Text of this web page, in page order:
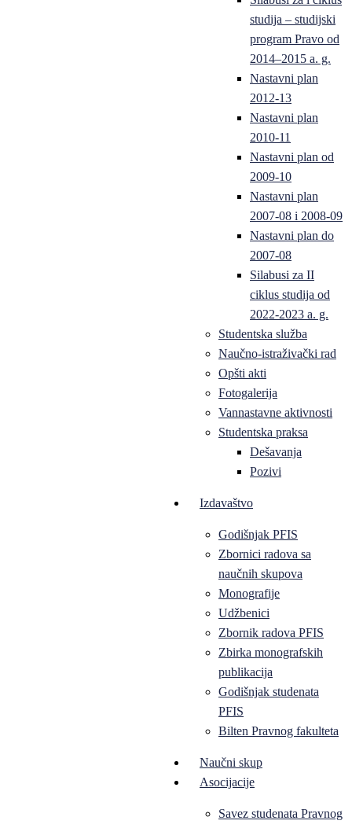
studija – studijski
program Pravo od
2014–2015 a. g.
Nastavni plan
2012-13
Nastavni plan
2010-11
Nastavni plan od
2009-10
Nastavni plan
2007-08 i 2008-09
Nastavni plan do
2007-08
Silabusi za II
ciklus studija od
2022-2023 a. g.
Studentska služba
Naučno-istraživački rad
Opšti akti
Fotogalerija
Vannastavne aktivnosti
Studentska praksa
Dešavanja
Pozivi
Izdavaštvo
Godišnjak PFIS
Zbornici radova sa
naučnih skupova
Monografije
Udžbenici
Zbornik radova PFIS
Zbirka monografskih
publikacija
Godišnjak studenata
PFIS
Bilten Pravnog fakulteta
Naučni skup
Asocijacije
Savez studenata Pravnog